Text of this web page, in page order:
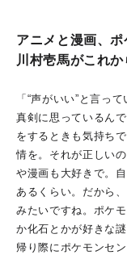
アニメと漫画、ポ
川村壱馬がこれ
「“声がいい”と言っ
真剣に思っているん
をするときも気持ち
情を。それが正しい
や漫画も大好きで。
あるくらい。だから
みたいですね。ポケ
か化石とかが好きな
帰り際にポケモンセ